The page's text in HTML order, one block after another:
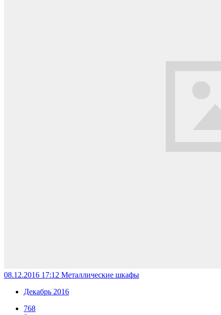
08.12.2016 17:12 Металлические шкафы
Декабрь 2016
768